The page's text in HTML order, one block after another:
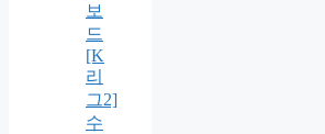
보
드
[K
리
그2]
수